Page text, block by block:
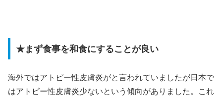
★まず食事を和食にすることが良い
海外ではアトピー性皮膚炎がと言われていましたが日本で
はアトピー性皮膚炎少ないという傾向がありました。これ